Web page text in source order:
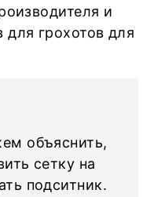
и
для грохотов для
объяснить,
сетку на
подситник.